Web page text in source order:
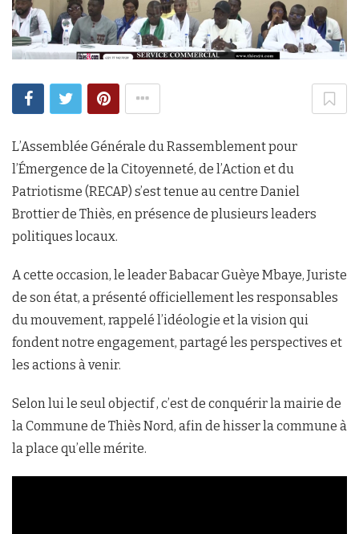
L’Assemblée Générale du Rassemblement pour
l’Émergence de la Citoyenneté, de l’Action et du
Patriotisme (RECAP) s’est tenue au centre Daniel
Brottier de Thiès, en présence de plusieurs leaders
politiques locaux.
A cette occasion, le leader Babacar Guèye Mbaye, Juriste
de son état, a présenté officiellement les responsables
du mouvement, rappelé l’idéologie et la vision qui
fondent notre engagement, partagé les perspectives et
les actions à venir.
Selon lui le seul objectif , c’est de conquérir la mairie de
la Commune de Thiès Nord, afin de hisser la commune à
la place qu’elle mérite.